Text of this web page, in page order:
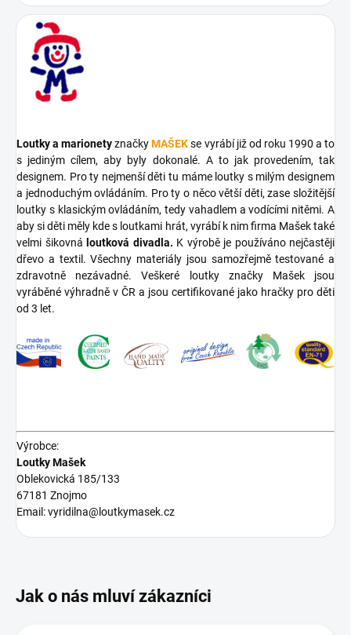
Loutky a marionetyznačkyMAŠEKse vyrábí již od roku 1990 a to
s jediným cílem, aby byly dokonalé. A to jak provedením, tak
designem. Pro ty nejmenší děti tu máme loutky s milým designem
a jednoduchým ovládáním. Pro ty o něco větší děti, zase složitější
loutky s klasickým ovládáním, tedy vahadlem a vodícími nitěmi. A
aby si děti měly kde s loutkami hrát, vyrábí k nim firma Mašek také
velmi šikovná loutková divadla. K výrobě je používáno nejčastěji
dřevo a textil. Všechny materiály jsou samozřejmě testované a
zdravotně nezávadné. Veškeré loutky značky Mašek jsou
vyráběné výhradně v ČR a jsou certifikované jako hračky pro děti
od 3 let.
Výrobce:
Loutky Mašek
Oblekovická 185/133
67181 Znojmo
Email: vyridilna@loutkymasek.cz